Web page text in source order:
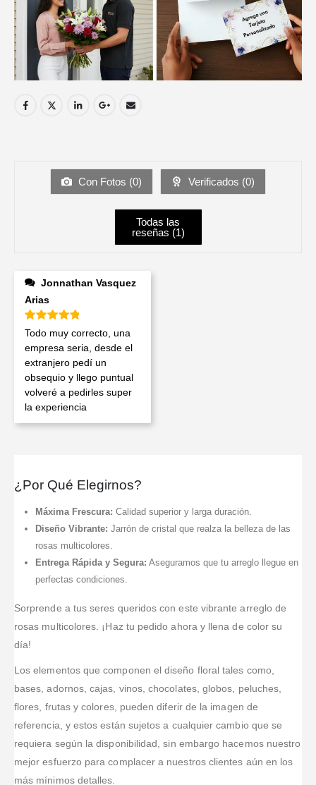
Con Fotos (0) Verificados (0)
Todas las
reseñas (1)
Arias
Valorado en5 de 5
Todo muy correcto, una
empresa seria, desde el
extranjero pedí un
obsequio y llego puntual
volveré a pedirles super
la experiencia
¿Por Qué Elegirnos?
Máxima Frescura: Calidad superior y larga duración.
Diseño Vibrante: Jarrón de cristal que realza la belleza de las
rosas multicolores.
Entrega Rápida y Segura: Aseguramos que tu arreglo llegue en
perfectas condiciones.
Sorprende a tus seres queridos con este vibrante arreglo de
rosas multicolores. ¡Haz tu pedido ahora y llena de color su
día!
Los elementos que componen el diseño floral tales como,
bases, adornos, cajas, vinos, chocolates, globos, peluches,
flores, frutas y colores, pueden diferir de la imagen de
referencia, y estos están sujetos a cualquier cambio que se
requiera según la disponibilidad, sin embargo hacemos nuestro
mejor esfuerzo para complacer a nuestros clientes aún en los
más mínimos detalles.